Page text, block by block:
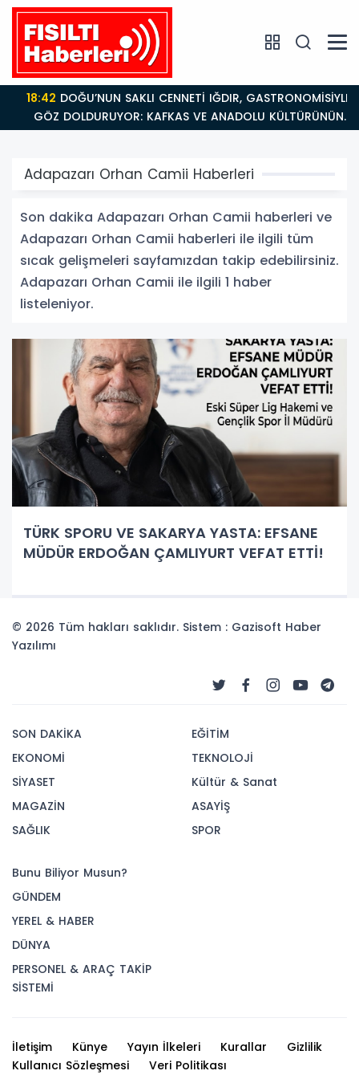
18:42DOĞU’NUN SAKLI CENNETİ IĞDIR, GASTRONOMİSİYLE
GÖZ DOLDURUYOR: KAFKAS VE ANADOLU KÜLTÜRÜNÜN
BULUŞMA NOKTASI
Adapazarı Orhan Camii Haberleri
Son dakika Adapazarı Orhan Camii haberleri ve
Adapazarı Orhan Camii haberleri ile ilgili tüm
sıcak gelişmeleri sayfamızdan takip edebilirsiniz.
Adapazarı Orhan Camii ile ilgili 1 haber
listeleniyor.
TÜRK SPORU VE SAKARYA YASTA: EFSANE
MÜDÜR ERDOĞAN ÇAMLIYURT VEFAT ETTİ!
© 2026 Tüm hakları saklıdır. Sistem : Gazisoft Haber
Yazılımı
SON DAKİKA
EKONOMİ
SİYASET
MAGAZİN
SAĞLIK
EĞİTİM
TEKNOLOJİ
Kültür & Sanat
ASAYİŞ
SPOR
Bunu Biliyor Musun?
GÜNDEM
YEREL & HABER
DÜNYA
PERSONEL & ARAÇ TAKİP
SİSTEMİ
İletişim Künye Yayın İlkeleri Kurallar
Gizlilik
Kullanıcı Sözleşmesi
Veri Politikası